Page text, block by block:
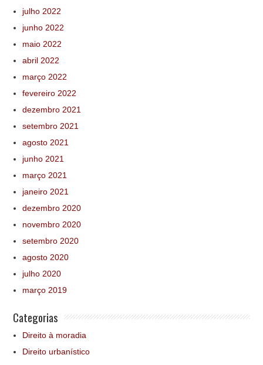
julho 2022
junho 2022
maio 2022
abril 2022
março 2022
fevereiro 2022
dezembro 2021
setembro 2021
agosto 2021
junho 2021
março 2021
janeiro 2021
dezembro 2020
novembro 2020
setembro 2020
agosto 2020
julho 2020
março 2019
Categorias
Direito à moradia
Direito urbanístico